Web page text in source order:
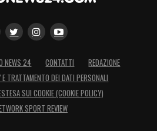
NEWS 24 CONTATTI
REDAZIONE
TRATTAMENTO DEI DATI PERSONALI
SUI COOKIE (COOKIE POLICY)
SPORT REVIEW